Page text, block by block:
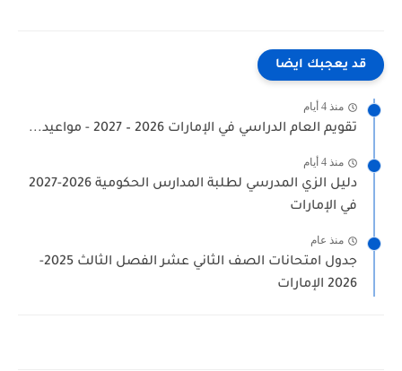
قد يعجبك ايضا
منذ 4 أيام
تقويم العام الدراسي في الإمارات 2026 – 2027 - مواعيد...
منذ 4 أيام
دليل الزي المدرسي لطلبة المدارس الحكومية 2026-2027
في الإمارات
منذ عام
جدول امتحانات الصف الثاني عشر الفصل الثالث 2025-
2026 الإمارات